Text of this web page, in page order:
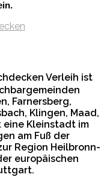
Verleih ist
Farnersberg,
Klingen, Maad,
eine Kleinstadt im
am Fuß der
Region Heilbronn-
europäischen